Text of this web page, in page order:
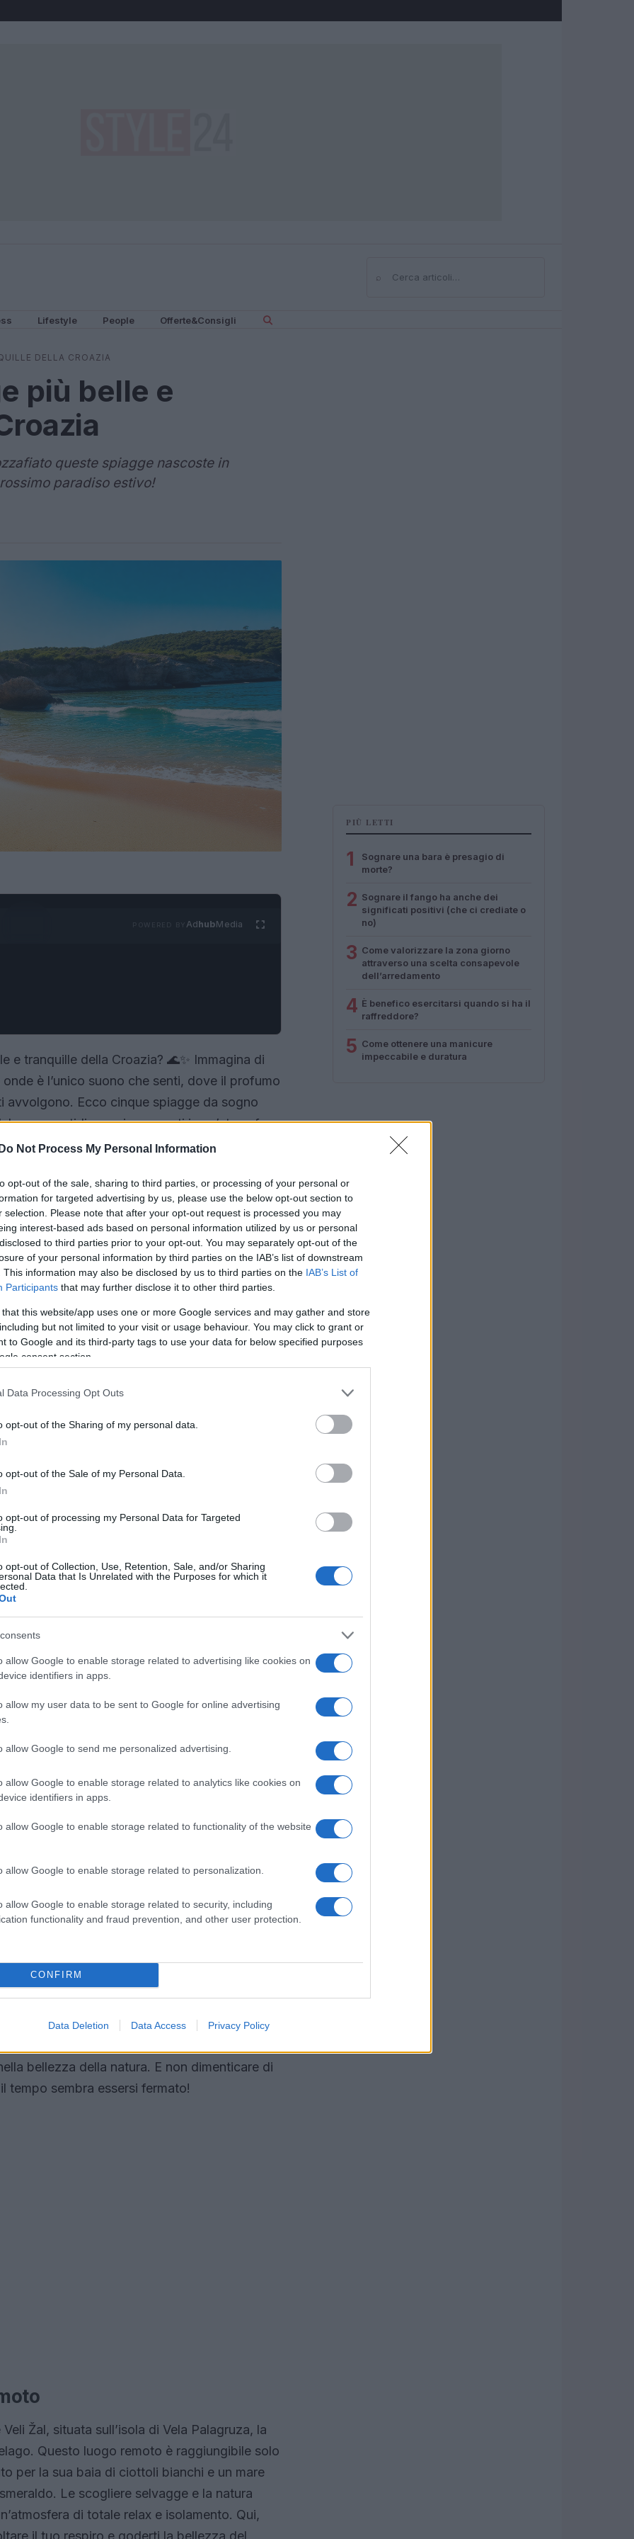
Do Not Process My Personal Information
opt-out of the sale, sharing to third parties, or processing of your personal or
for targeted advertising by us, please use the below opt-out section to
selection. Please note that after your opt-out request is processed you may
interest-based ads based on personal information utilized by us or personal
to third parties prior to your opt-out. You may separately opt-out of the
of your personal information by third parties on the IAB’s list of downstream
This information may also be disclosed by us to third parties on the IAB’s List of
Participants that may further disclose it to other third parties.
that this website/app uses one or more Google services and may gather and store
but not limited to your visit or usage behaviour. You may click to grant or
to Google and its third-party tags to use your data for below specified purposes
consent section.
Data Processing Opt Outs
opt-out of the Sharing of my personal data.
opt-out of the Sale of my Personal Data.
opt-out of processing my Personal Data for Targeted
opt-out of Collection, Use, Retention, Sale, and/or Sharing
Data that Is Unrelated with the Purposes for which it
allow Google to enable storage related to advertising like cookies on
identifiers in apps.
allow my user data to be sent to Google for online advertising
allow Google to send me personalized advertising.
allow Google to enable storage related to analytics like cookies on
identifiers in apps.
allow Google to enable storage related to functionality of the website
allow Google to enable storage related to personalization.
allow Google to enable storage related to security, including
functionality and fraud prevention, and other user protection.
CONFIRM
Data Deletion Data Access Privacy Policy
⌕Cerca
Lifestyle People Offerte&Consigli
DELLA CROAZIA
più belle e
queste spiagge nascoste in
paradiso estivo!
AdhubMedia
e tranquille della Croazia? 🌊✨ Immagina di
è l’unico suono che senti, dove il profumo
avvolgono. Ecco cinque spiagge da sogno
caos quotidiano e immergerti in un’atmosfera
tra le scogliere
la spiaggia di Nugal, un vero gioiello della
Makarska. Questo angolo di paradiso è
fitta pineta, ed è raggiungibile solo a piedi,
il parco forestale di Osejava. Ti
da non perdere, con viste mozzafiato che ti
sarai accolto da una distesa di ciottoli
perfetto per nuotare, fare snorkeling o
tranquillità e bellezze naturali, Nugal è il
e tranquillità
di Proizd, un’isola disabitata che puoi
da Korčula. Qui la natura regna sovrana,
che incanta. La spiaggia di Bili Bok,
per offrirti momenti di puro relax. Il mare,
dal turchese al blu profondo, è ideale per una
Qui non troverai hotel o affollamenti,
tipici. Perfetto per chi cerca un contatto
di Mljet
la splendida spiaggia di Saplunara. Questo
evitare le folle. Con la sua sabbia fine
e bagnata da un mare limpido e poco
bambini. Saplunara si estende per circa 1.5
e rilassarti. Qui potrai praticare sport
bellezza della natura. E non dimenticare di
tempo sembra essersi fermato!
Žal, situata sull’isola di Vela Palagruza, la
Questo luogo remoto è raggiungibile solo
per la sua baia di ciottoli bianchi e un mare
Le scogliere selvagge e la natura
di totale relax e isolamento. Qui,
PIÙ LETTI
1
Sognare una bara è presagio di
morte?
2 Sognare il fango ha anche dei
significati positivi (che ci crediate o
no)
3 Come valorizzare la zona giorno
attraverso una scelta consapevole
dell’arredamento
4 È benefico esercitarsi quando si ha il
raffreddore?
5 Come ottenere una manicure
impeccabile e duratura